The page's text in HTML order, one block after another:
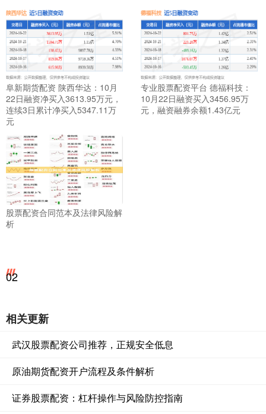
阜新期货配资 陕西华达：10月
22日融资净买入3613.95万元，
连续3日累计净买入5347.11万
元
专业股票配资平台 德福科技：
10月22日融资买入3456.95万
元，融资融券余额1.43亿元
股票配资合同范本及法律风险解
析
02
相关更新
武汉股票配资公司推荐，正规安全低息
原油期货配资开户流程及条件解析
证券股票配资：杠杆操作与风险防控指南